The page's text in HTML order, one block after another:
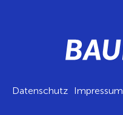
Datenschutz Impressum